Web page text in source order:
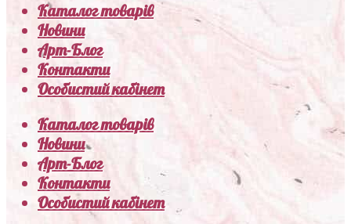
Каталог товарів
Новини
Арт-Блог
Контакти
Особистий кабінет
Каталог товарів
Новини
Арт-Блог
Контакти
Особистий кабінет